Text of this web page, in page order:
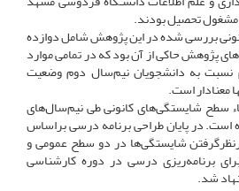
بررسی شده در این پژوهش شامل دوازده
پژوهش حاکی از آن بود که در تمامی موارد
نسبت به دانشجویان نیم‌سال دوم وضعیت
معنادار است.
سطح شایستگی‌های کانونی طی نیم‌سال‌های
است. در پایان طراحی برنامه درسی براساس
شایستگی‌ها در دو سطح عمومی و
برنامه‌ریزی درسی در دوره‌ کارشناسی
شد.